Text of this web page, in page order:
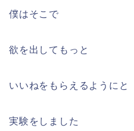
僕はそこで
欲を出してもっと
いいねをもらえるようにと
実験をしました